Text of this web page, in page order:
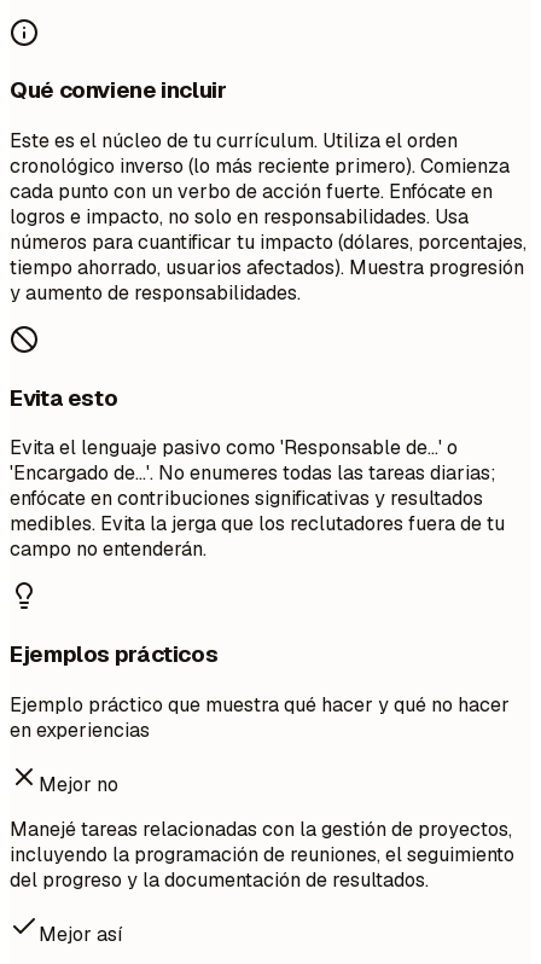
Qué conviene incluir
Este es el núcleo de tu currículum. Utiliza el orden
cronológico inverso (lo más reciente primero). Comienza
cada punto con un verbo de acción fuerte. Enfócate en
logros e impacto, no solo en responsabilidades. Usa
números para cuantificar tu impacto (dólares, porcentajes,
tiempo ahorrado, usuarios afectados). Muestra progresión
y aumento de responsabilidades.
Evita esto
Evita el lenguaje pasivo como 'Responsable de...' o
'Encargado de...'. No enumeres todas las tareas diarias;
enfócate en contribuciones significativas y resultados
medibles. Evita la jerga que los reclutadores fuera de tu
campo no entenderán.
Ejemplos prácticos
Ejemplo práctico que muestra qué hacer y qué no hacer
en experiencias
Mejor no
Manejé tareas relacionadas con la gestión de proyectos,
incluyendo la programación de reuniones, el seguimiento
del progreso y la documentación de resultados.
Mejor así